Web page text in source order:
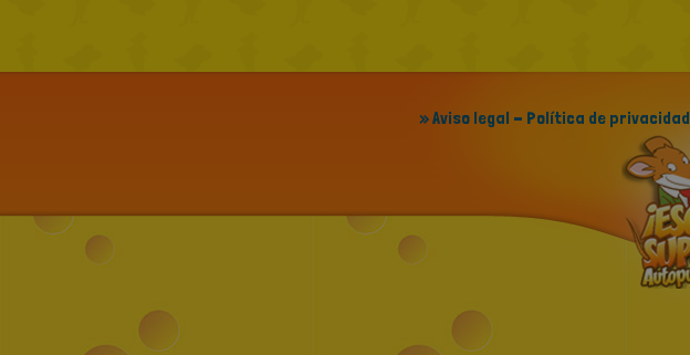
» Aviso legal - Política de privacidad